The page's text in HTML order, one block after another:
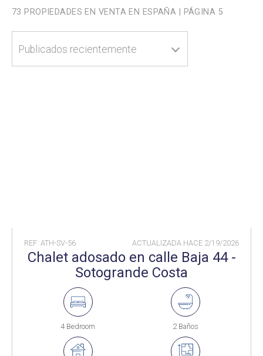
73 PROPIEDADES EN VENTA EN ESPAÑA | PÁGINA 5
Publicados recientemente
REF: ATH-SV-56 ACTUALIZADA HACE 2/19/2026
Chalet adosado en calle Baja 44 -
Sotogrande Costa
4 Bedroom 2 Baños